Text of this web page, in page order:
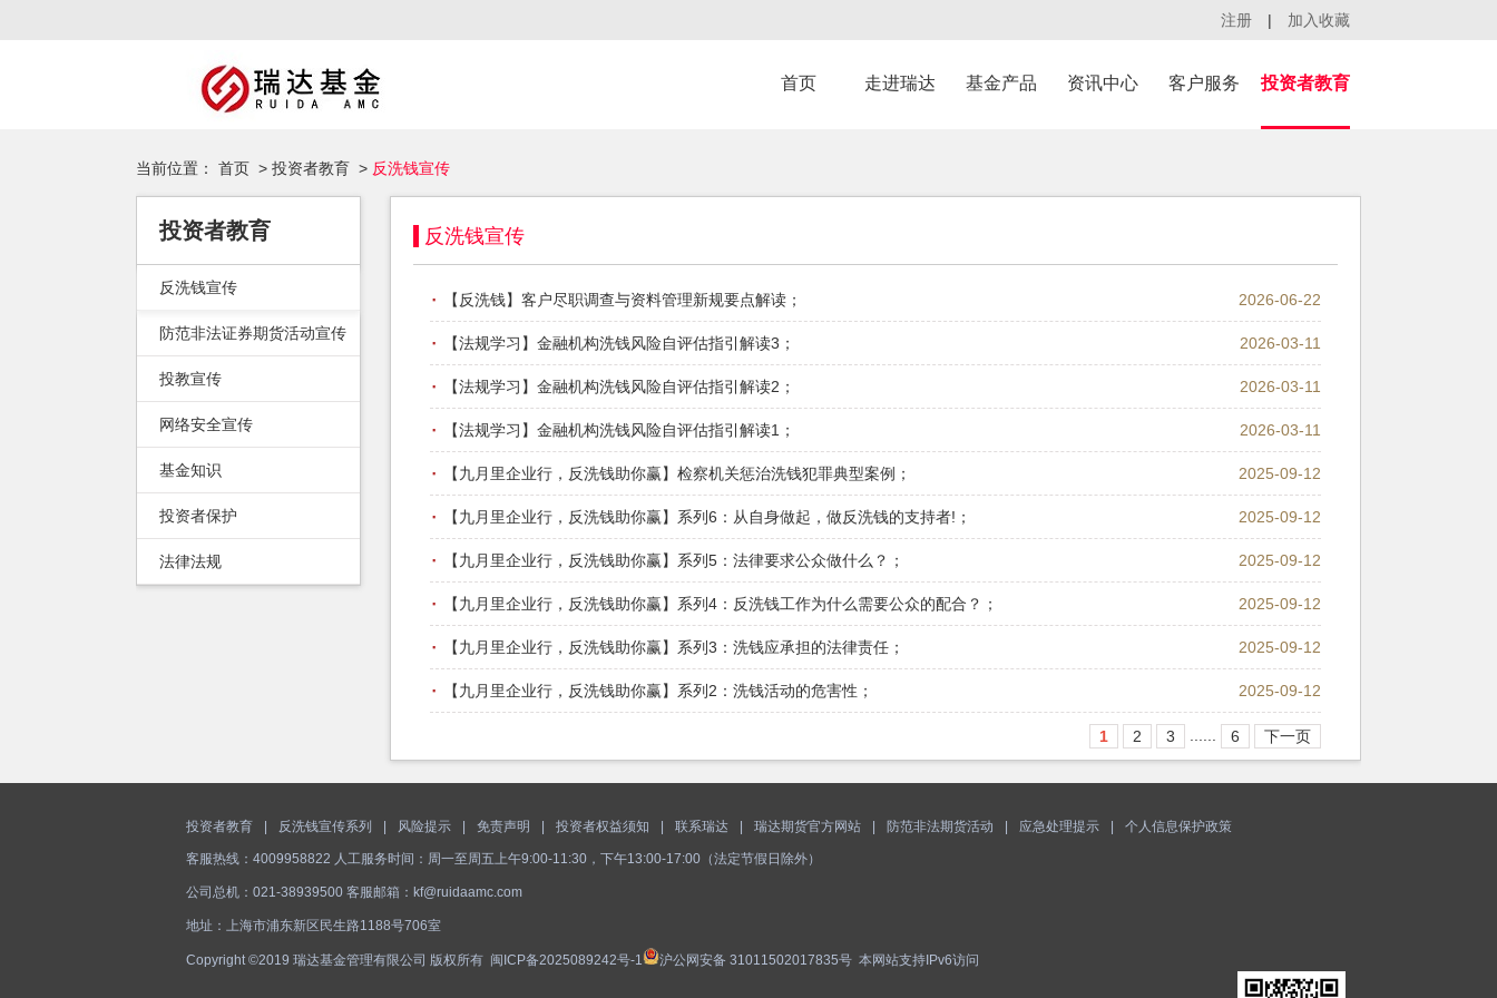
注册 | 加入收藏
首页 走进瑞达 基金产品 资讯中心 客户服务 投资者教育
当前位置： 首页 > 投资者教育 > 反洗钱宣传
投资者教育
反洗钱宣传
防范非法证券期货活动宣传
投教宣传
网络安全宣传
基金知识
投资者保护
法律法规
反洗钱宣传
· ；
【反洗钱】客户尽职调查与资料管理新规要点解读 2026-06-22
· ；
【法规学习】金融机构洗钱风险自评估指引解读3 2026-03-11
· ；
【法规学习】金融机构洗钱风险自评估指引解读2 2026-03-11
· ；
【法规学习】金融机构洗钱风险自评估指引解读1 2026-03-11
· ；
【九月里企业行，反洗钱助你赢】检察机关惩治洗钱犯罪典型案例 2025-09-12
· ；
【九月里企业行，反洗钱助你赢】系列6：从自身做起，做反洗钱的支持者! 2025-09-12
· ；
【九月里企业行，反洗钱助你赢】系列5：法律要求公众做什么？ 2025-09-12
· ；
【九月里企业行，反洗钱助你赢】系列4：反洗钱工作为什么需要公众的配合？ 2025-09-12
· ；
【九月里企业行，反洗钱助你赢】系列3：洗钱应承担的法律责任 2025-09-12
· ；
【九月里企业行，反洗钱助你赢】系列2：洗钱活动的危害性 2025-09-12
1 2 3 6 下一页
投资者教育 反洗钱宣传系列 风险提示 免责声明 投资者权益须知 联系瑞达 瑞达期货官方网站 防范非法期货活动 应急处理提示 个人信息保护政策
客服热线：4009958822 人工服务时间：周一至周五上午9:00-11:30，下午13:00-17:00（法定节假日除外）
公司总机：021-38939500 客服邮箱：kf@ruidaamc.com
地址：上海市浦东新区民生路1188号706室
Copyright ©2019 瑞达基金管理有限公司 版权所有 闽ICP备2025089242号-1 沪公网安备 31011502017835号 本网站支持IPv6访问